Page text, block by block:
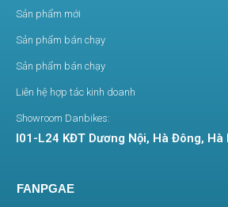
Sản phẩm mới
Sản phẩm bán chạy
Sản phẩm bán chạy
Liên hệ hợp tác kinh doanh
Showroom Danbikes:
I01-L24 KĐT Dương Nội, Hà Đông, Hà
FANPGAE